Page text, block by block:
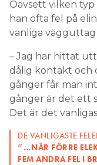
Oavsett vilken
han ofta fel på
vanliga
– Jag har hittat
dålig kontakt och
gånger får man
gånger är det ett
Det är det
DE VANLIGASTE
”…NÄR FÖRRE
FEM ANDRA FEL I